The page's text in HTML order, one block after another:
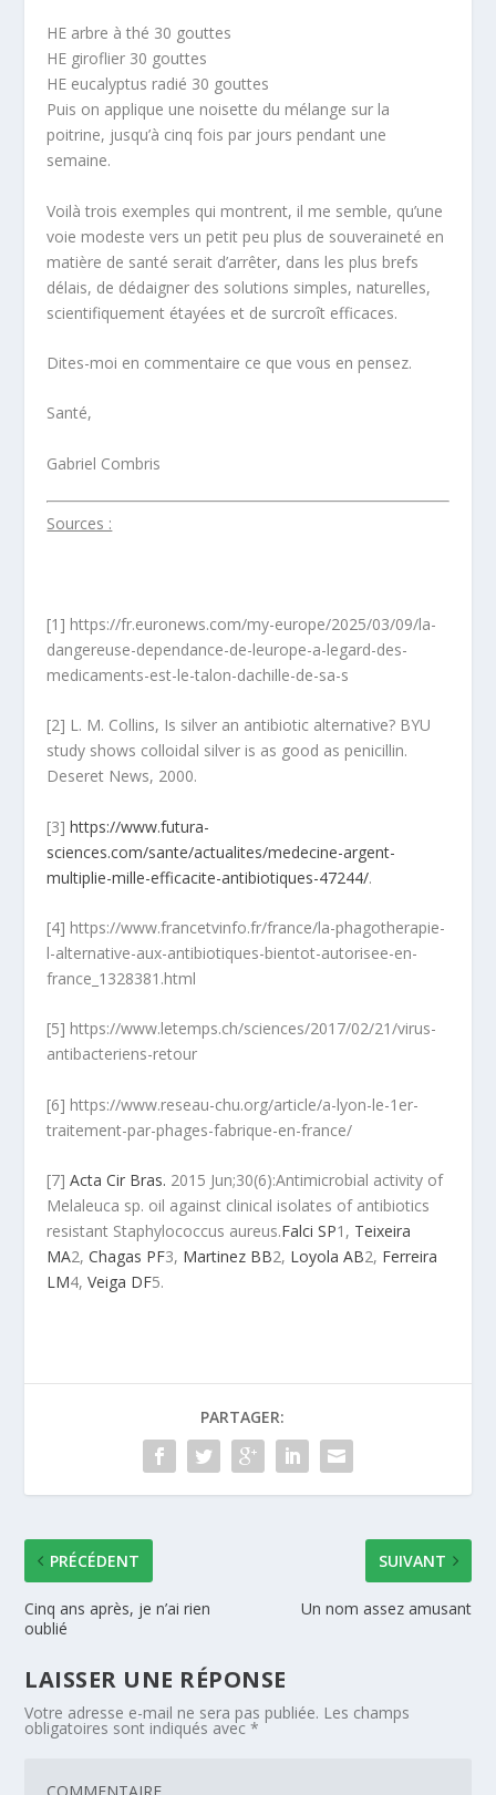
HE arbre à thé 30 gouttes
HE giroflier 30 gouttes
HE eucalyptus radié 30 gouttes
Puis on applique une noisette du mélange sur la
poitrine, jusqu’à cinq fois par jours pendant une
semaine.
Voilà trois exemples qui montrent, il me semble, qu’une
voie modeste vers un petit peu plus de souveraineté en
matière de santé serait d’arrêter, dans les plus brefs
délais, de dédaigner des solutions simples, naturelles,
scientifiquement étayées et de surcroît efficaces.
Dites-moi en commentaire ce que vous en pensez.
Santé,
Gabriel Combris
Sources :
[1] https://fr.euronews.com/my-europe/2025/03/09/la-
dangereuse-dependance-de-leurope-a-legard-des-
medicaments-est-le-talon-dachille-de-sa-s
[2] L. M. Collins, Is silver an antibiotic alternative? BYU
study shows colloidal silver is as good as penicillin.
Deseret News, 2000.
[3]https://www.futura-
sciences.com/sante/actualites/medecine-argent-
multiplie-mille-efficacite-antibiotiques-47244/.
[4] https://www.francetvinfo.fr/france/la-phagotherapie-
l-alternative-aux-antibiotiques-bientot-autorisee-en-
france_1328381.html
[5] https://www.letemps.ch/sciences/2017/02/21/virus-
antibacteriens-retour
[6] https://www.reseau-chu.org/article/a-lyon-le-1er-
traitement-par-phages-fabrique-en-france/
[7]Acta Cir Bras. 2015 Jun;30(6):Antimicrobial activity of
Melaleuca sp. oil against clinical isolates of antibiotics
resistant Staphylococcus aureus.Falci SP1, Teixeira
MA2,Chagas PF3, Martinez BB2, Loyola AB2, Ferreira
LM4,Veiga DF5.
PARTAGER:
PRÉCÉDENT
Cinq ans après, je n’ai rien
oublié
SUIVANT
Un nom assez amusant
LAISSER UNE RÉPONSE
Votre adresse e-mail ne sera pas publiée. Les champs
obligatoires sont indiqués avec*